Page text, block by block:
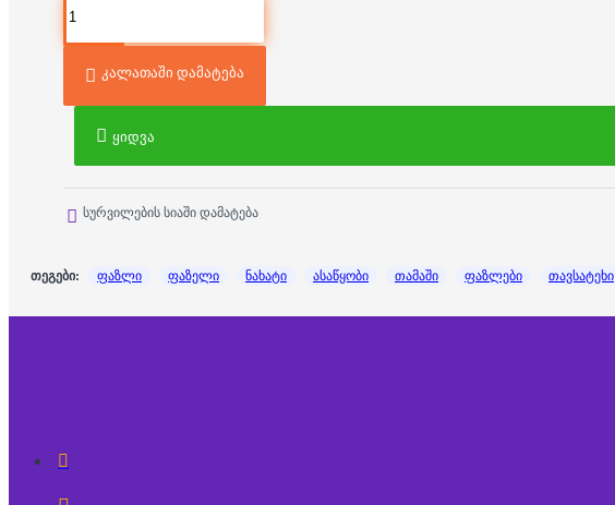
კალათაში დამატება
ყიდვა
სურვილების სიაში დამატება
თეგები: ფაზლი ფაზელი ნახატი ასაწყობი თამაში ფაზლები თავსატეხი